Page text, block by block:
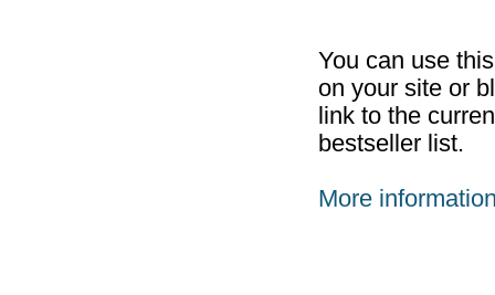
You can use
on your site or
link to the
bestseller list.
More